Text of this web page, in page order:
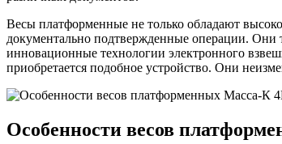
Весы платформенные не только обладают
документально подтвержденные операции. Они
инновационные технологии электронного
приобретается подобное устройство. Они
Особенности весов